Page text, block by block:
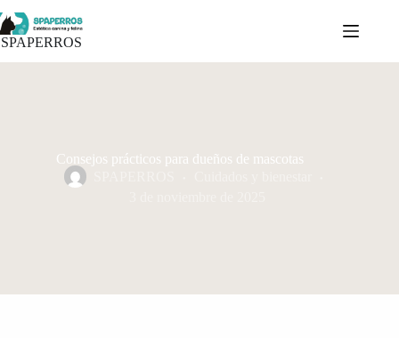
al
contenido
SPAPERROS
Consejos prácticos para dueños de mascotas